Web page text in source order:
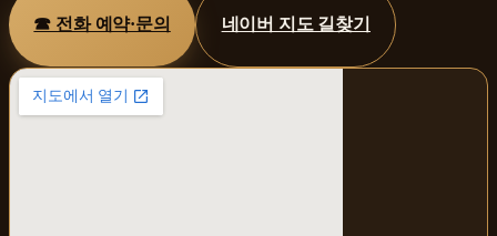
☎ 전화 예약·문의 네이버 지도 길찾기